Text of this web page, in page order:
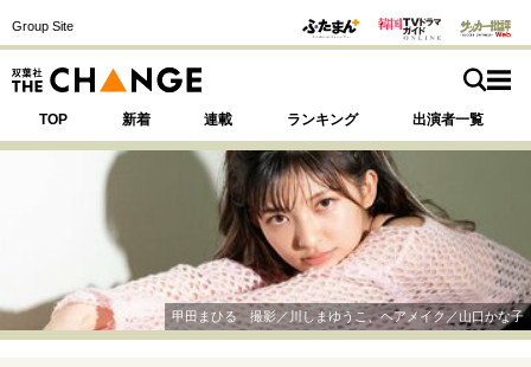
Group Site
TOP 新着 連載 ランキング 出演者一覧
注目の記事テーマで探す
甲田まひる 撮影／川しまゆうこ、ヘアメイク／山口かな子